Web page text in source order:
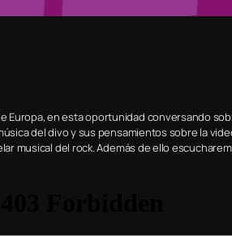
Europa, en esta oportunidad conversando
del divo y sus pensamientos sobre la
musical del rock. Además de ello